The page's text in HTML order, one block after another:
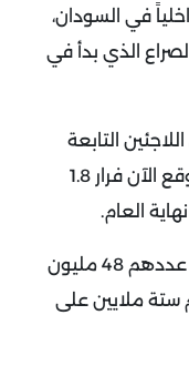
داخلياً في السودان،
الذي بدأ في
التابعة
للأمم المتحدة أمس الاثنين أنها تتوقع الآن فرار 1.8
العام.
ويحتاج نصف سكان السودان البالغ عددهم 48 مليون
ستة ملايين على